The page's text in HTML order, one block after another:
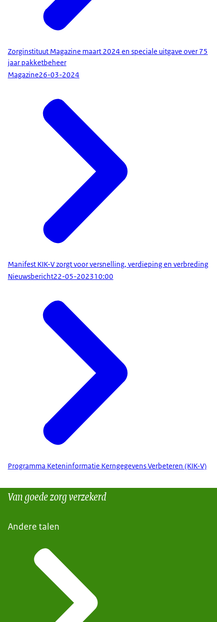
Zorginstituut Magazine maart 2024 en speciale uitgave over 75
jaar pakketbeheer
Magazine26-03-2024
Manifest KIK-V zorgt voor versnelling, verdieping en verbreding
Nieuwsbericht22-05-202310:00
Programma Keteninformatie Kerngegevens Verbeteren (KIK-V)
Van goede zorg verzekerd
Andere talen